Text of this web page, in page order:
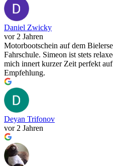
Daniel Zwicky
vor 2 Jahren
Motorbootschein auf dem
Fahrschule. Simeon ist stets
mich innert kurzer Zeit perfekt
Empfehlung.
Deyan Trifonov
vor 2 Jahren